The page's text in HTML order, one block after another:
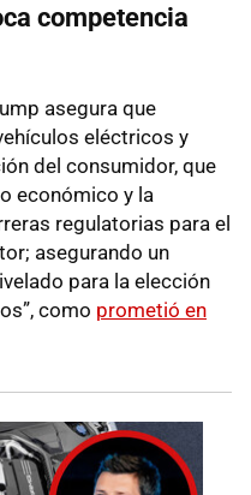
competencia
asegura que
eléctricos y
del consumidor, que
económico y la
regulatorias para el
asegurando un
para la elección
como prometió en